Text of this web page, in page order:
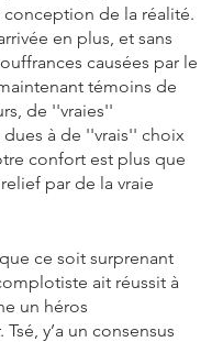
de la réalité.
en plus, et sans
causées par le
témoins de
de ''vraies''
dues à de ''vrais'' choix
confort est plus que
par de la vraie
ce soit surprenant
ait réussit à
un héros
y’a un consensus